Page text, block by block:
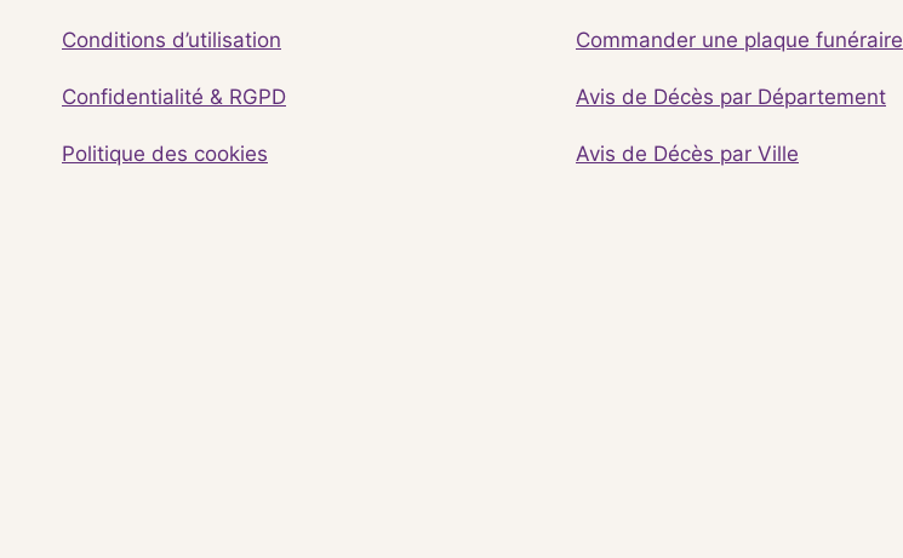
Conditions d’utilisation
Confidentialité & RGPD
Politique des cookies
Commander une plaque funéraire
Avis de Décès par Département
Avis de Décès par Ville